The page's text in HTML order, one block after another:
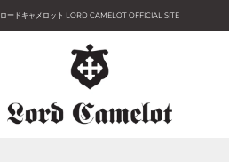
ロードキャメロット LORD CAMELOT OFFICIAL SITE